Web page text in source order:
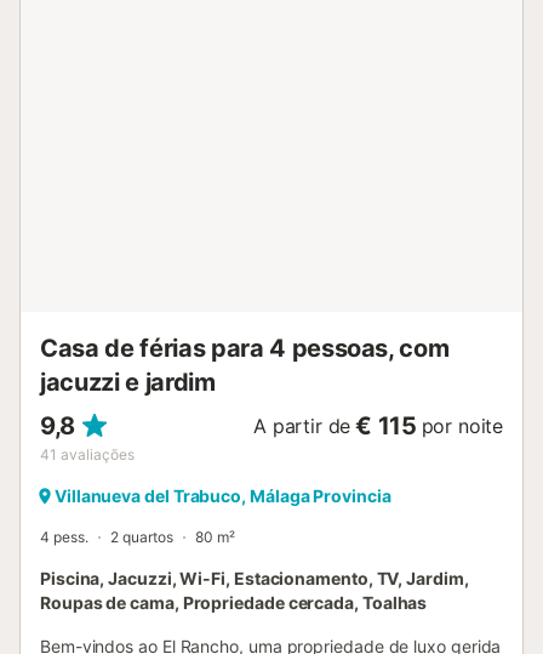
Casa de férias para 4 pessoas, com
jacuzzi e jardim
9,8
41 avaliações
A partir de € 115 por noite
Villanueva del Trabuco, Málaga Provincia
4 pess. 2 quartos 80 m²
Piscina, Jacuzzi, Wi-Fi, Estacionamento, TV, Jardim,
Roupas de cama, Propriedade cercada, Toalhas
Bem-vindos ao El Rancho, uma propriedade de luxo gerida